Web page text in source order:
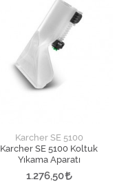
Karcher SE 5100
Karcher SE 5100 Koltuk
Yıkama Aparatı
1.276,50